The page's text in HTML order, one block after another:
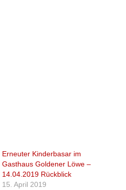
Erneuter Kinderbasar im
Gasthaus Goldener Löwe –
14.04.2019 Rückblick
15. April 2019